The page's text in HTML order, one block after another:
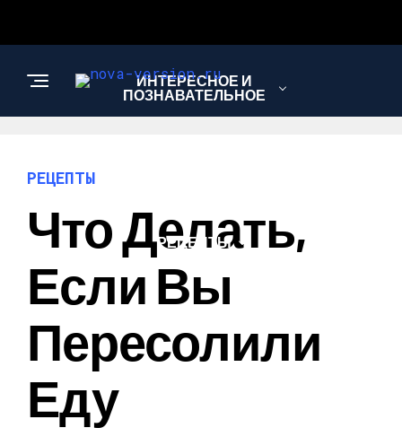
ИНТЕРЕСНОЕ И
ПОЗНАВАТЕЛЬНОЕ
РЕЦЕПТЫ
РЕЦЕПТЫ
Что Делать,
Если Вы
Пересолили
Еду